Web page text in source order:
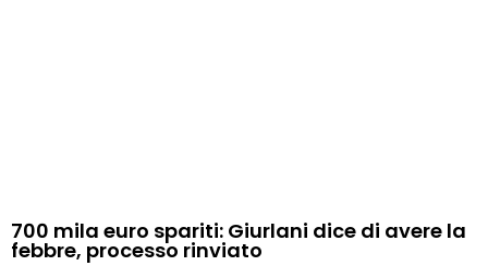
700 mila euro spariti: Giurlani dice di avere la
febbre, processo rinviato